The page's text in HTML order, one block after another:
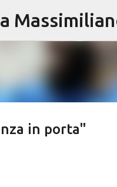
Passa ai contenuti
in porta"